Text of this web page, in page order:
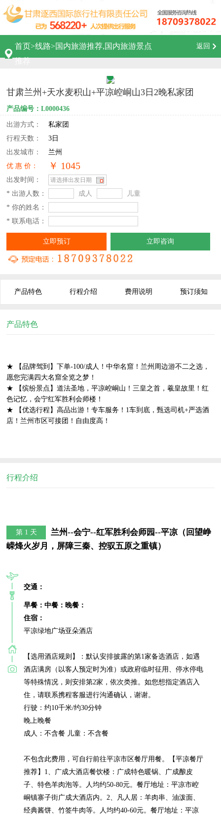
首页>线路>国内旅游推荐,国内旅游景点
返回
甘肃兰州+天水麦积山+平凉崆峒山3日2晚私家团
产品编号：L0000436
出游方式：
私家团
行程天数：
3日
出发城市：
兰州
优 惠 价：
￥ 1045
出发时间：
* 出游人数：
成人
儿童
* 你的姓名：
* 联系电话：
立即预订 立即咨询
产品特色 行程介绍 费用说明 预订须知
产品特色
★ 【品牌驾到】下单-100/成人！中华名窟！兰州周边游不二之选，
愿您完满四大名窟全览之梦！
★ 【缤纷景点】道法圣地，平凉崆峒山！三皇之首，羲皇故里！红
色记忆，会宁红军胜利会师楼！
★ 【优选行程】高品出游！专车服务！1车到底，甄选司机+严选酒
店！兰州市区可接团！自由度高！
行程介绍
第 1 天
兰州--会宁--红军胜利会师园--平凉（回望峥
嵘烽火岁月，屏障三秦、控驭五原之重镇）
交通：
早餐：中餐：晚餐：
住宿：
平凉绿地广场亚朵酒店
【选用酒店规则】：默认安排披露的第1家备选酒店，如遇
酒店满房（以客人预定时为准）或政府临时征用、停水停电
等特殊情况，则安排第2家，依次类推。如您想指定酒店入
住，请联系携程客服进行沟通确认，谢谢。
行驶：约10千米/约30分钟
晚上晚餐
成人：不含餐 儿童：不含餐
不包含此费用，可自行前往平凉市区餐厅用餐。【平凉餐厅
推荐】1、广成大酒店餐饮楼：广成特色暖锅、广成酿皮
子、特色羊肉泡等。人均约50-80元。餐厅地址：平凉市崆
峒镇寨子街广成大酒店内。2、凡人居：羊肉串、油泼面、
经典酱饼、竹签牛肉等。人均约40-60元。餐厅地址：平凉